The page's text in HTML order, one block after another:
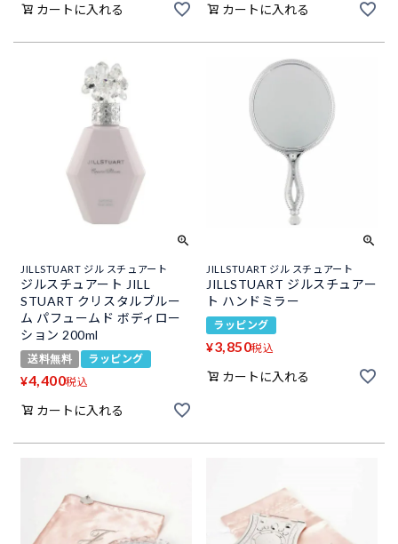
カートに入れる カートに入れる
JILLSTUART ジル スチュアート
ジルスチュアート JILL
STUART クリスタルブルー
ム パフュームド ボディロー
ション 200ml
送料無料 ラッピング
¥4,400税込
カートに入れる
JILLSTUART ジル スチュアート
JILLSTUART ジルスチュアー
ト ハンドミラー
ラッピング
¥3,850税込
カートに入れる